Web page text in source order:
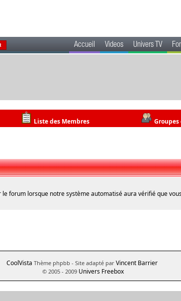
Accueil Videos Univers TV
Liste des Membres
forum lorsque notre système automatisé aura vérifié que
CoolVista Thème phpbb - Site adapté par Vincent Barrier
© 2005 - 2009 Univers Freebox